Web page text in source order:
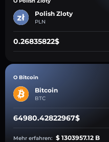
Polish Zloty
PLN
0.26835822$
O Bitcoin
Bitcoin
BTC
64980.42822967$
Mehr erfahren: $ 1303957.12 B